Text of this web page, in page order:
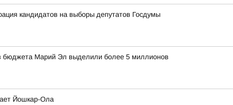
кандидатов на выборы депутатов Госдумы
бюджета Марий Эл выделили более 5 миллионов
Йошкар-Ола